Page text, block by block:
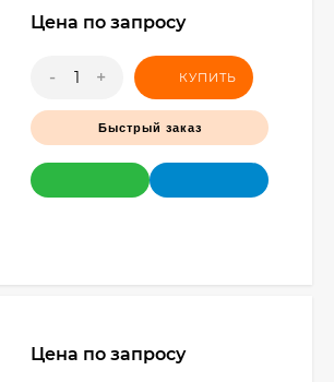
Цена по запросу
- + КУПИТЬ
Быстрый заказ
Цена по запросу